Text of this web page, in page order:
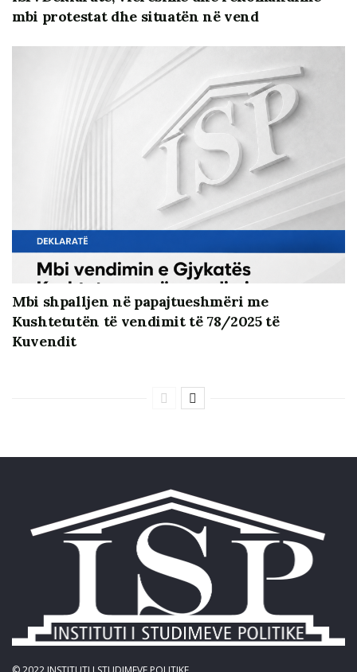
mbi protestat dhe situatën në vend
Mbi shpalljen në papajtueshmëri me
Kushtetutën të vendimit të 78/2025 të
Kuvendit